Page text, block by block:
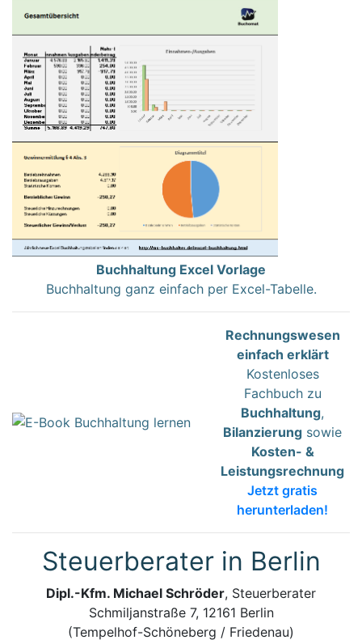
Buchhaltung Excel Vorlage
Buchhaltung ganz einfach per Excel-Tabelle.
Rechnungswesen
einfach erklärt
Kostenloses
Fachbuch zu
Buchhaltung,
Bilanzierung sowie
Kosten- &
Leistungsrechnung
Jetzt gratis
herunterladen!
Steuerberater in Berlin
Dipl.-Kfm. Michael Schröder, Steuerberater
Schmiljanstraße 7, 12161 Berlin
(Tempelhof-Schöneberg / Friedenau)